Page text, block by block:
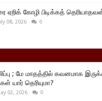
ஏறிக் கோழி பிடிக்கத்
08, 2026 0
; மே மாதத்தில் கவனமாக
யார் தெரியுமா?
02, 2026 0